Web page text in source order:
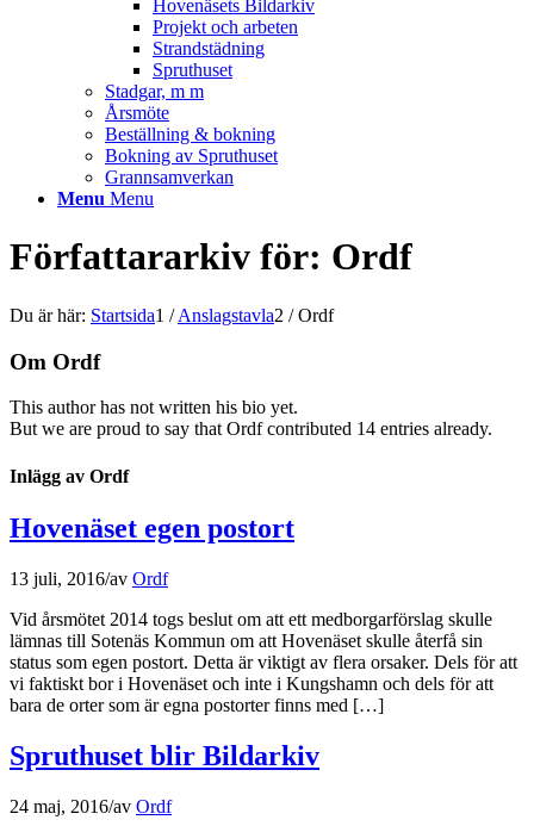
Hovenäsets Bildarkiv
Projekt och arbeten
Strandstädning
Spruthuset
Stadgar, m m
Årsmöte
Beställning & bokning
Bokning av Spruthuset
Grannsamverkan
Menu Menu
Författararkiv för: Ordf
Du är här: Startsida1 / Anslagstavla2 / Ordf
Om Ordf
This author has not written his bio yet.
But we are proud to say that Ordfcontributed 14 entries already.
Inlägg av Ordf
Hovenäset egen postort
13 juli, 2016/av Ordf
Vid årsmötet 2014 togs beslut om att ett medborgarförslag skulle
lämnas till Sotenäs Kommun om att Hovenäset skulle återfå sin
status som egen postort. Detta är viktigt av flera orsaker. Dels för att
vi faktiskt bor i Hovenäset och inte i Kungshamn och dels för att
bara de orter som är egna postorter finns med […]
Spruthuset blir Bildarkiv
24 maj, 2016/av Ordf